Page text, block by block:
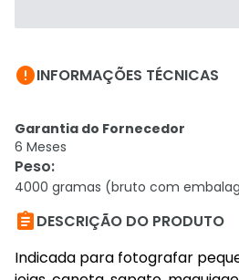
INFORMAÇÕES TÉCNICAS
Garantia do Fornecedor
6 Meses
Peso:
4000 gramas (bruto com
DESCRIÇÃO DO PRODUTO
Indicada para fotografar